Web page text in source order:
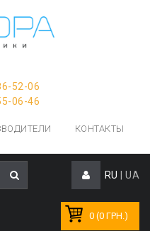
52-06
06-46
КОНТАКТЫ
RU UA
0 (0 ГРН.)